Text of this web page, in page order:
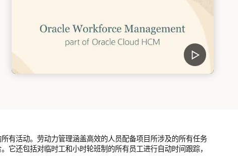
有活动。劳动力管理涵盖高效的人员配备项目所涉及的所有任务
它还包括对临时工和小时轮班制的所有员工进行自动时间跟踪，